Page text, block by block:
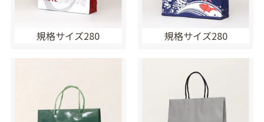
規格サイズ280 規格サイズ280